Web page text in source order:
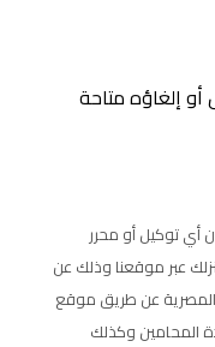
إلغاؤه متاحة
أي توكيل أو محرر
عبر موقعنا وذلك عن
عن طريق موقع
المحامين وكذلك